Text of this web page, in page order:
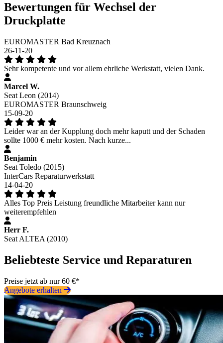
Bewertungen für Wechsel der
Druckplatte
EUROMASTER Bad Kreuznach
26-11-20
Sehr kompetente und vor allem ehrliche Werkstatt, vielen Dank.
Marcel W.
Seat Leon (2014)
EUROMASTER Braunschweig
15-09-20
Leider war an der Kupplung doch mehr kaputt und der Schaden
sollte 1000 € mehr kosten. Nach kurze...
Benjamin
Seat Toledo (2015)
InterCars Reparaturwerkstatt
14-04-20
Alles Top Preis Leistung freundliche Mitarbeiter kann nur
weiterempfehlen
Herr F.
Seat ALTEA (2010)
Beliebteste Service und Reparaturen
Preise jetzt ab nur 60 €*
Angebote erhalten